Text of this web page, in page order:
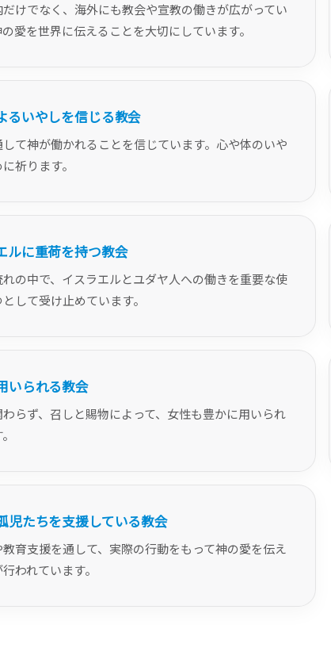
だけでなく、海外にも教会や宣教の働きが広がってい
の愛を世界に伝えることを大切にしています。
るいやしを信じる教会
て神が働かれることを信じています。心や体のいや
祈ります。
ルに重荷を持つ教会
の中で、イスラエルとユダヤ人への働きを重要な使
して受け止めています。
いられる教会
らず、召しと賜物によって、女性も豊かに用いられ
児たちを支援している教会
育支援を通して、実際の行動をもって神の愛を伝え
われています。